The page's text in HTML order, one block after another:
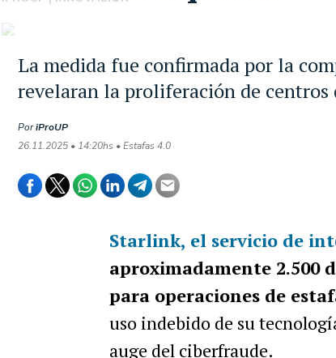
La medida fue confirmada por la
revelaran la proliferación de centros
PoriProUP
26.11.2025 • 14:20hs • Estafas 4.0
Starlink, el servicio de
aproximadamente 2.500
para operaciones de
uso indebido de su
auge del ciberfraude.